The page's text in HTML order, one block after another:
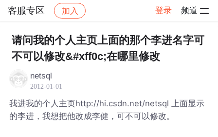
客服专区 加入 登录 频道
社区 客服专区 帖子详情
请问我的个人主页上面的那个李进名字可
不可以修改&#xff0c;在哪里修改
netsql
2012-01-01
我进我的个人主页http://hi.csdn.net/netsql 上面显示
的李进，我想把他改成李健，可不可以修改。